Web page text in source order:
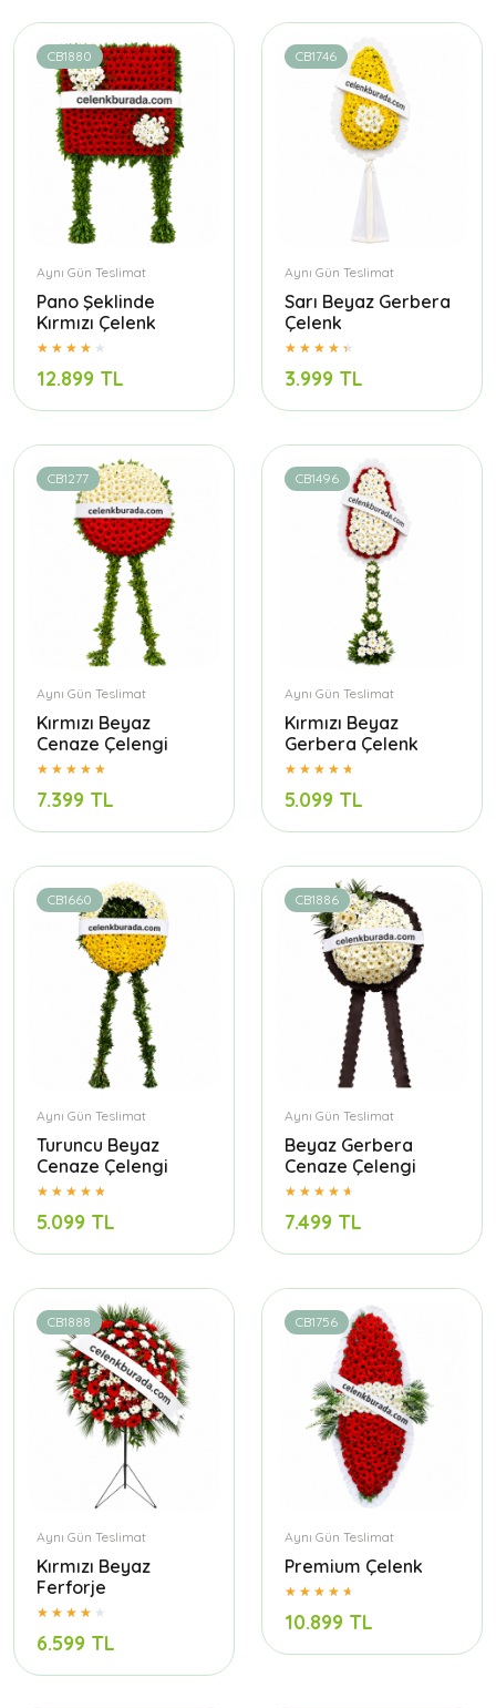
CB1880
Aynı Gün Teslimat
Pano Şeklinde
Kırmızı Çelenk
12.899 TL
CB1746
Aynı Gün Teslimat
Sarı Beyaz Gerbera
Çelenk
3.999 TL
CB1277
Aynı Gün Teslimat
Kırmızı Beyaz
Cenaze Çelengi
7.399 TL
CB1496
Aynı Gün Teslimat
Kırmızı Beyaz
Gerbera Çelenk
5.099 TL
CB1660
Aynı Gün Teslimat
Turuncu Beyaz
Cenaze Çelengi
5.099 TL
CB1886
Aynı Gün Teslimat
Beyaz Gerbera
Cenaze Çelengi
7.499 TL
CB1888
Aynı Gün Teslimat
Kırmızı Beyaz
Ferforje
6.599 TL
CB1756
Aynı Gün Teslimat
Premium Çelenk
10.899 TL